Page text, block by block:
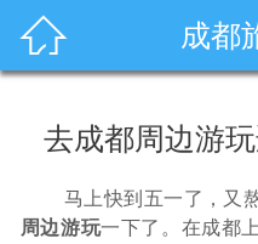
 成都
去成都周边游
马上快到五一了，又熬
周边游玩一下了。在成都